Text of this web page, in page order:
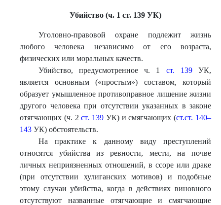
Убийство (ч. 1 ст. 139 УК)
Уголовно-правовой охране подлежит жизнь
любого человека независимо от его возраста,
физических или моральных качеств.
Убийство, предусмотренное ч. 1 ст. 139УК,
является основным («простым») составом, который
образует умышленное противоправное лишение жизни
другого человека при отсутствии указанных в законе
отягчающих (ч. 2ст. 139 УК) и смягчающих (ст.ст. 140–
143 УК) обстоятельств.
На практике к данному виду преступлений
относятся убийства из ревности, мести, на почве
личных неприязненных отношений, в ссоре или драке
(при отсутствии хулиганских мотивов) и подобные
этому случаи убийства, когда в действиях виновного
отсутствуют названные отягчающие и смягчающие